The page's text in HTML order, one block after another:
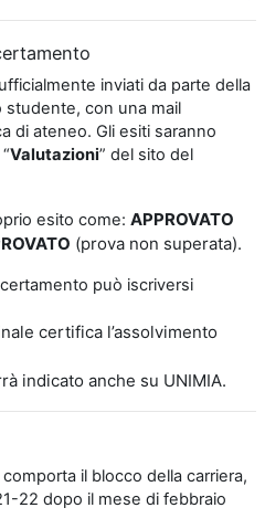
inviati da parte della
studente, con una mail
di ateneo. Gli esiti saranno
Valutazioni” del sito del
esito come: APPROVATO
(prova non superata).
può iscriversi
certifica l’assolvimento
indicato anche su UNIMIA.
il blocco della carriera,
22 dopo il mese di febbraio